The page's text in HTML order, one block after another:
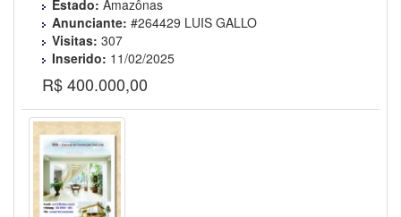
Estado: Amazônas
Anunciante: #264429 LUIS GALLO
Visitas: 307
Inserido: 11/02/2025
R$ 400.000,00